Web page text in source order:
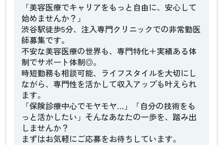
「美容医療でキャリアをもっと自由に、安心して
始めませんか？」
渋谷駅徒歩5分、注入専門クリニックでの非常勤医
師募集です。
不安な美容医療の世界も、専門特化＋実績ある体
制でサポート体制◎。
時短勤務も相談可能、ライフスタイルを大切にし
ながら、専門性を活かして収入アップも叶えられ
ます。
「保険診療中心でモヤモヤ…」「自分の技術をも
っと活かしたい」そんなあなたの一歩を、踏み出
しませんか？
まずはお気軽にご応募をお待ちしています。